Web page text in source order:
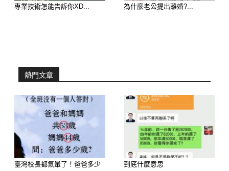
延伸閱讀————————–
專業技術怎能告訴你XD... 為什麼老公提出離婚?...
熱門文章
臺灣校長都氣暈了！爸爸多少
到底什麼意思